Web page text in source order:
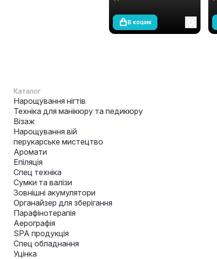
В кошик
Каталог
Нарощування нігтів
Техніка для манікюру та педикюру
Візаж
Нарощування вій
перукарське мистецтво
Аромати
Епіляція
Спец техніка
Сумки та валізи
Зовнішні акумулятори
Органайзер для зберігання
Парафінотерапія
Аерографія
SPA продукція
Спец обладнання
Уцінка